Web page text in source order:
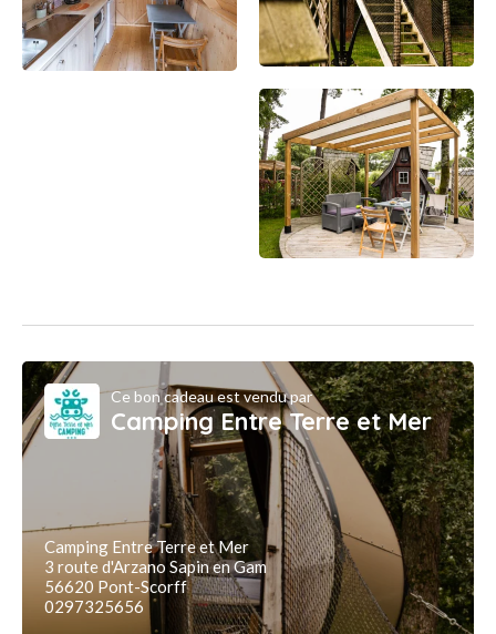
Ce bon cadeau est vendu par
Camping Entre Terre et Mer
Camping Entre Terre et Mer
3 route d'Arzano Sapin en Gam
56620 Pont-Scorff
0297325656